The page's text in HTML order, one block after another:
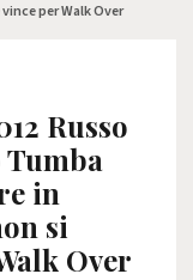
per Walk Over
Russo
in
si
Over